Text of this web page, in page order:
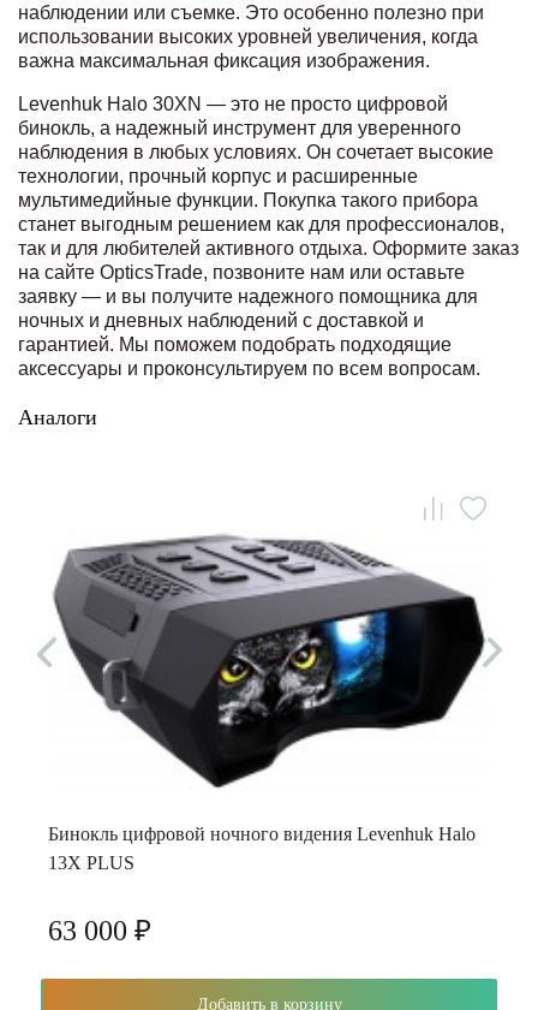
наблюдении или съемке. Это особенно полезно при
использовании высоких уровней увеличения, когда
важна максимальная фиксация изображения.
Levenhuk Halo 30XN — это не просто цифровой
бинокль, а надежный инструмент для уверенного
наблюдения в любых условиях. Он сочетает высокие
технологии, прочный корпус и расширенные
мультимедийные функции. Покупка такого прибора
станет выгодным решением как для профессионалов,
так и для любителей активного отдыха. Оформите заказ
на сайте OpticsTrade, позвоните нам или оставьте
заявку — и вы получите надежного помощника для
ночных и дневных наблюдений с доставкой и
гарантией. Мы поможем подобрать подходящие
аксессуары и проконсультируем по всем вопросам.
Аналоги
Бинокль цифровой ночного видения Levenhuk Halo
13X PLUS
63 000 ₽
Добавить в корзину